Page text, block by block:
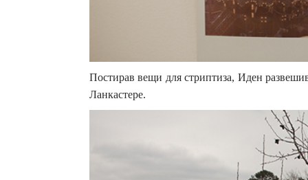
Постирав вещи для стриптиза, Иден
Ланкастере.